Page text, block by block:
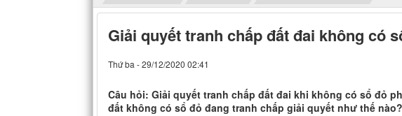
Giải quyết tranh chấp đất đai không có
Thứ ba - 29/12/2020 02:41
Câu hỏi: Giải quyết tranh chấp đất đai khi không có sổ đỏ
đất không có sổ đỏ đang tranh chấp giải quyết như thế nào?